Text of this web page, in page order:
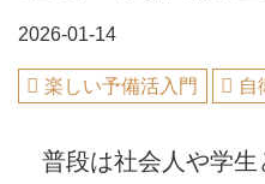
2026-01-14
楽しい予備活入門 自
普段は社会人や学生